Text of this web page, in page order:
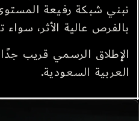
نبني شبكة رفيعة
بالفرص عالية الأثر، سواء
الإطلاق الرسمي قريب جدًا
العربية السعودية.